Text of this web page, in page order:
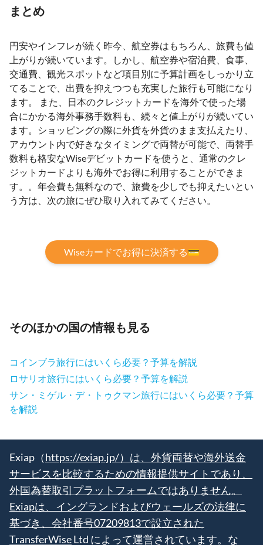
まとめ
円安やインフレが続く昨今、航空券はもちろん、旅費も値
上がりが続いています。しかし、航空券や宿泊費、食事、
交通費、観光スポットなど項目別に予算計画をしっかり立
てることで、出費を抑えつつも充実した旅行も可能になり
ます。 また、日本のクレジットカードを海外で使った場
合にかかる海外事務手数料も、続々と値上がりが続いてい
ます。ショッピングの際に外貨を外貨のまま支払えたり、
アカウント内で好きなタイミングで両替が可能で、両替手
数料も格安なWiseデビットカードを使うと、通常のクレ
ジットカードよりも海外でお得に利用することができま
す。。年会費も無料なので、旅費を少しでも抑えたいとい
う方は、次の旅にぜひ取り入れてみてください。
Wiseカードでお得に決済する💳
そのほかの国の情報も見る
コインブラ旅行にはいくら必要？予算を解説
ロサリオ旅行にはいくら必要？予算を解説
サン・ミゲル・デ・トゥクマン旅行にはいくら必要？予算
を解説
Exiap（https://exiap.jp/）は、外貨両替や海外送金
サービスを比較するための情報提供サイトであり、
外国為替取引プラットフォームではありません。
Exiapは、イングランドおよびウェールズの法律に
基づき、会社番号07209813で設立された
TransferWiseLtd によって運営されています。な